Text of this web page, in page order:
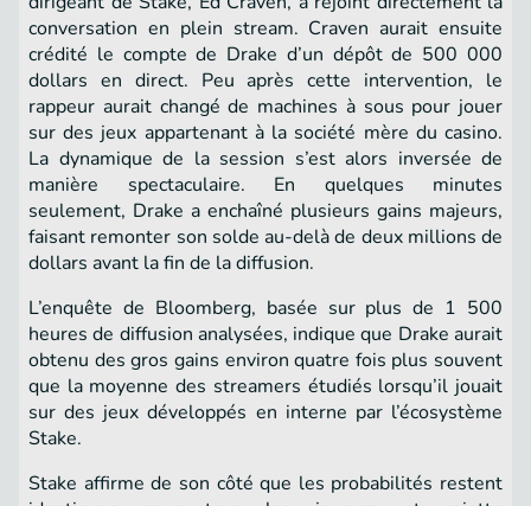
conversation en plein stream. Craven aurait ensuite
crédité le compte de Drake d’un dépôt de 500 000
dollars en direct. Peu après cette intervention, le
rappeur aurait changé de machines à sous pour jouer
sur des jeux appartenant à la société mère du casino.
La dynamique de la session s’est alors inversée de
manière spectaculaire. En quelques minutes
seulement, Drake a enchaîné plusieurs gains majeurs,
faisant remonter son solde au-delà de deux millions de
dollars avant la fin de la diffusion.
L’enquête de Bloomberg, basée sur plus de 1 500
heures de diffusion analysées, indique que Drake aurait
obtenu des gros gains environ quatre fois plus souvent
que la moyenne des streamers étudiés lorsqu’il jouait
sur des jeux développés en interne par l’écosystème
Stake.
Stake affirme de son côté que les probabilités restent